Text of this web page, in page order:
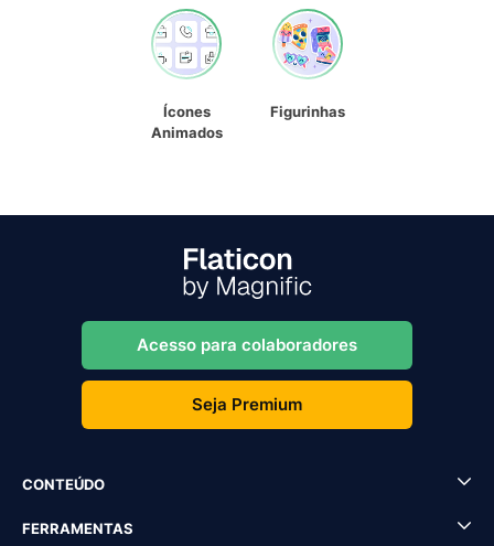
Ícones
Animados
Figurinhas
Acesso para colaboradores
Seja Premium
CONTEÚDO
FERRAMENTAS